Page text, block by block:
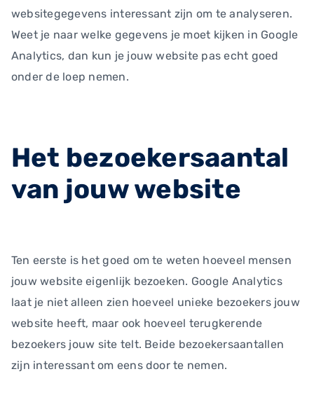
websitegegevens interessant zijn om te analyseren.
Weet je naar welke gegevens je moet kijken in Google
Analytics, dan kun je jouw website pas echt goed
onder de loep nemen.
Het bezoekersaantal
van jouw website
Ten eerste is het goed om te weten hoeveel mensen
jouw website eigenlijk bezoeken. Google Analytics
laat je niet alleen zien hoeveel unieke bezoekers jouw
website heeft, maar ook hoeveel terugkerende
bezoekers jouw site telt. Beide bezoekersaantallen
zijn interessant om eens door te nemen.